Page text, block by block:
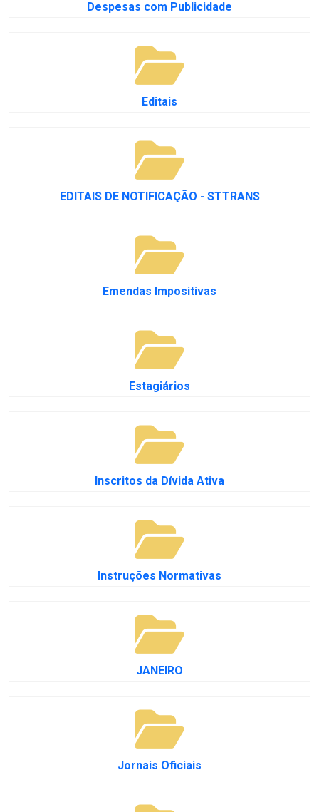
Despesas com Publicidade
Editais
EDITAIS DE NOTIFICAÇÃO - STTRANS
Emendas Impositivas
Estagiários
Inscritos da Dívida Ativa
Instruções Normativas
JANEIRO
Jornais Oficiais